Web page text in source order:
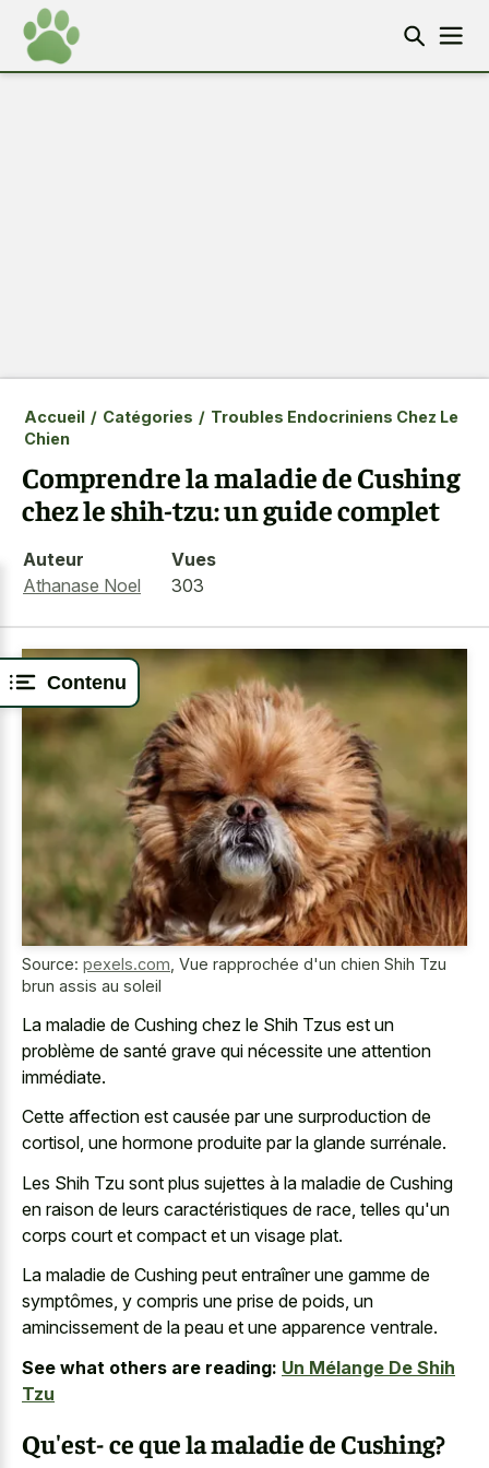
Contenu
Accueil / Catégories / Troubles Endocriniens Chez Le
Chien
Comprendre la maladie de Cushing
chez le shih-tzu: un guide complet
Auteur
Athanase Noel
Vues
303
Source: pexels.com Vue rapprochée d'un chien Shih Tzu
brun assis au soleil
La maladie de Cushing chez le Shih Tzus est un
problème de santé grave qui nécessite une attention
immédiate.
Cette affection est causée par une surproduction de
cortisol, une hormone produite par la glande surrénale.
Les Shih Tzu sont plus sujettes à la maladie de Cushing
en raison de leurs caractéristiques de race, telles qu'un
corps court et compact et un visage plat.
La maladie de Cushing peut entraîner une gamme de
symptômes, y compris une prise de poids, un
amincissement de la peau et une apparence ventrale.
See what others are reading: Un Mélange De Shih
Tzu
Qu'est- ce que la maladie de Cushing?